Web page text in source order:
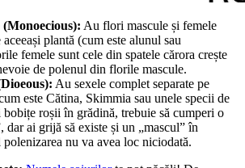
Au flori mascule și femele
aceeași plantă (cum este alunul sau
femele sunt cele din spatele cărora crește
de polenul din florile mascule.
Au sexele complet separate pe
este Cătina, Skimmia sau unele specii de
roșii în grădină, trebuie să cumperi o
dar ai grijă să existe și un „mascul” în
nu va avea loc niciodată.